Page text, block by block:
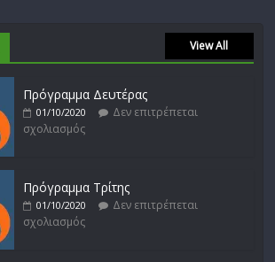
View All
Πρόγραμμα Δευτέρας
01/10/2020
Δεν επιτρέπεται
σχολιασμός
Πρόγραμμα Τρίτης
01/10/2020
Δεν επιτρέπεται
σχολιασμός